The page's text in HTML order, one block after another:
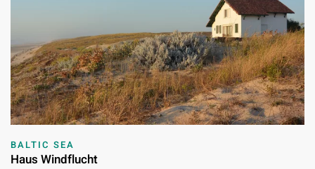
BALTIC SEA
Haus Windflucht